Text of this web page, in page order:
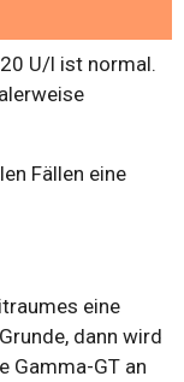
U/l ist normal.
Fällen eine
eine
dann wird
Gamma-GT an